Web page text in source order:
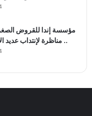
مؤسسة إندا للقروض
مناظرة لإنتداب عديد الأعوان لفائدة فروعها ..